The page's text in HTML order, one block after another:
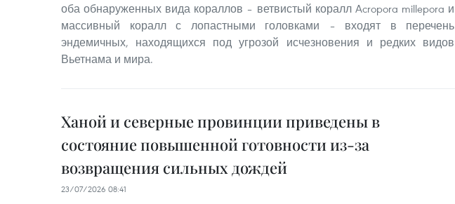
оба обнаруженных вида кораллов – ветвистый коралл Acropora millepora и
массивный коралл с лопастными головками – входят в перечень
эндемичных, находящихся под угрозой исчезновения и редких видов
Вьетнама и мира.
Ханой и северные провинции приведены в
состояние повышенной готовности из-за
возвращения сильных дождей
23/07/2026 08:41